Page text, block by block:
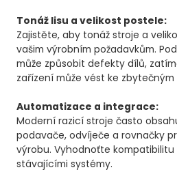
Tonáž lisu a velikost postele:
Zajistěte, aby tonáž stroje a
vašim výrobním požadavkům.
může způsobit defekty dílů,
zařízení může vést ke zbytečným
Automatizace a integrace:
Moderní razicí stroje často
podavače, odvíječe a rovnačky
výrobu. Vyhodnoťte kompatibilitu
stávajícími systémy.